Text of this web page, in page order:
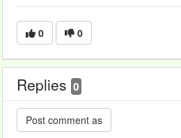
0 0
Replies 0